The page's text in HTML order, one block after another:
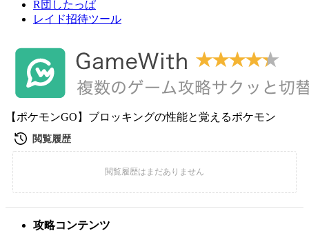
R団したっぱ
レイド招待ツール
【ポケモンGO】ブロッキングの性能と覚えるポケモン
攻略コンテンツ